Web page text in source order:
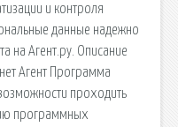
и контроля
данные надежно
на Агент.ру. Описание
Агент Программа
проходить
программных